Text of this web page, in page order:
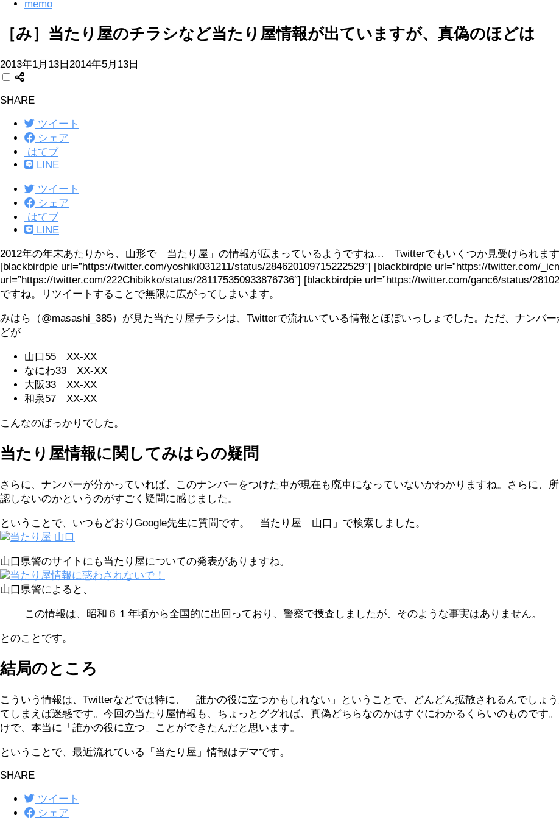
memo
［み］当たり屋のチラシなど当たり屋情報が出ていますが、真偽のほどは
2013年1月13日 2014年5月13日
SHARE
ツイート
シェア
はてブ
LINE
ツイート
シェア
はてブ
LINE
2012年の年末あたりから、山形で「当たり屋」の情報が広まっているようですね… Twitterでもいくつか見受けられます
[blackbirdpie url=”https://twitter.com/yoshiki031211/status/284620109715222529″] [blackbirdpie url=”https://twitter.com/
url=”https://twitter.com/222Chibikko/status/281175350933876736″] [blackbirdpie url=”https://twitter.com/ganc6/status/
ですね。リツイートすることで無限に広がってしまいます。
みはら（@masashi_385）が見た当たり屋チラシは、Twitterで流れいている情報とほぼいっしょでした。ただ、ナンバ
どが
山口55 XX-XX
なにわ33 XX-XX
大阪33 XX-XX
和泉57 XX-XX
こんなのばっかりでした。
当たり屋情報に関してみはらの疑問
さらに、ナンバーが分かっていれば、このナンバーをつけた車が現在も廃車になっていないかわかりますね。さらに、
認しないのかというのがすごく疑問に感じました。
ということで、いつもどおりGoogle先生に質問です。「当たり屋 山口」で検索しました。
当たり屋 山口
山口県警のサイトにも当たり屋についての発表がありますね。
当たり屋情報に惑わされないで！
山口県警によると、
この情報は、昭和６１年頃から全国的に出回っており、警察で捜査しましたが、そのような事実はありません。
とのことです。
結局のところ
こういう情報は、Twitterなどでは特に、「誰かの役に立つかもしれない」ということで、どんどん拡散されるんでしょ
てしまえば迷惑です。今回の当たり屋情報も、ちょっとググれば、真偽どちらなのかはすぐにわかるくらいのものです
けで、本当に「誰かの役に立つ」ことができたんだと思います。
ということで、最近流れている「当たり屋」情報はデマです。
SHARE
ツイート
シェア